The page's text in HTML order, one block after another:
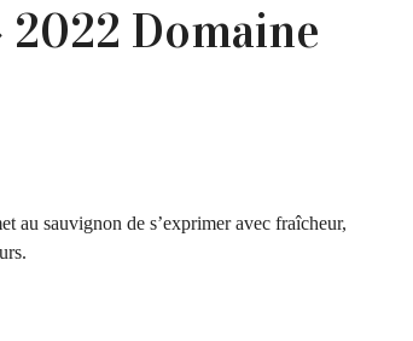
2022 Domaine
au sauvignon de s’exprimer avec fraîcheur,